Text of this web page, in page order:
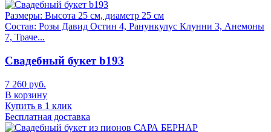
Размеры: Высота 25 см, диаметр 25 см
Состав: Розы Давид Остин 4, Ранункулус Клунни 3, Анемоны
7, Траче...
Свадебный букет b193
7 260 руб.
В корзину
Купить в 1 клик
Бесплатная доставка